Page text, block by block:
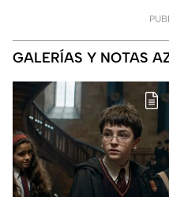
GALERÍAS Y NOTAS